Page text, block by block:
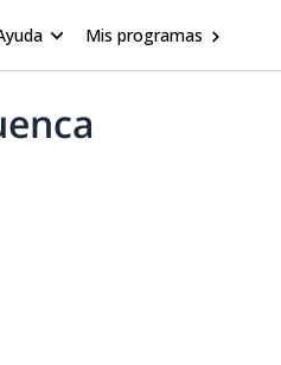
Mis programas